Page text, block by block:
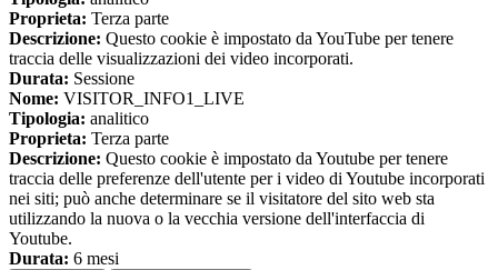
Proprieta: Terza parte
Descrizione: Questo cookie è impostato da YouTube per tenere
traccia delle visualizzazioni dei video incorporati.
Durata: Sessione
Nome: VISITOR_INFO1_LIVE
Tipologia: analitico
Proprieta: Terza parte
Descrizione: Questo cookie è impostato da Youtube per tenere
traccia delle preferenze dell'utente per i video di Youtube incorporati
nei siti; può anche determinare se il visitatore del sito web sta
utilizzando la nuova o la vecchia versione dell'interfaccia di
Youtube.
Durata: 6 mesi